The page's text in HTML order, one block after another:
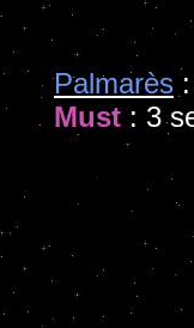
Palmarès :
Must : 3